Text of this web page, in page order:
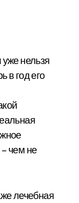
нельзя
в год его
чем не
лечебная